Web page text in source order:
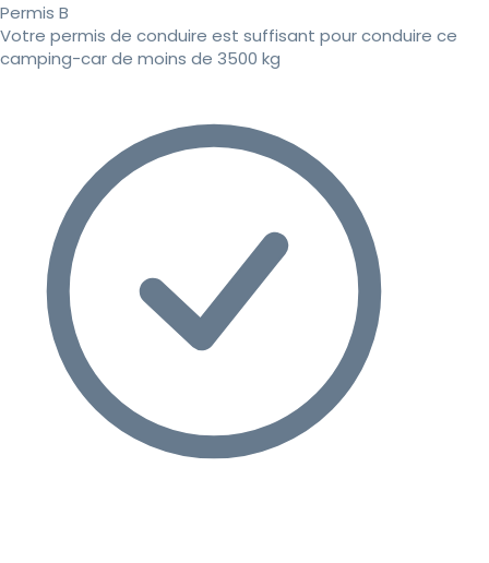
Permis B
Votre permis de conduire est suffisant pour conduire ce
camping-car de moins de 3500 kg